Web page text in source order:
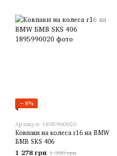
−8%
Артикул: 1895990020
Ковпаки на колеса r16 на BMW
БМВ SKS 406
1 278 грн 1 390 грн